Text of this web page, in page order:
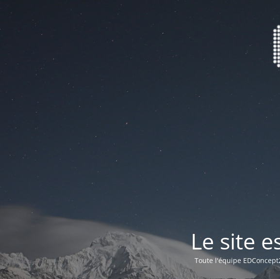
Le site
Toute l'équipe